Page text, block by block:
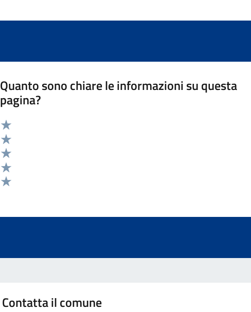
Quanto sono chiare le informazioni su questa
pagina?
Valuta 5 stelle su 5
Valuta 4 stelle su 5
Valuta 3 stelle su 5
Valuta 2 stelle su 5
Contatta il comune